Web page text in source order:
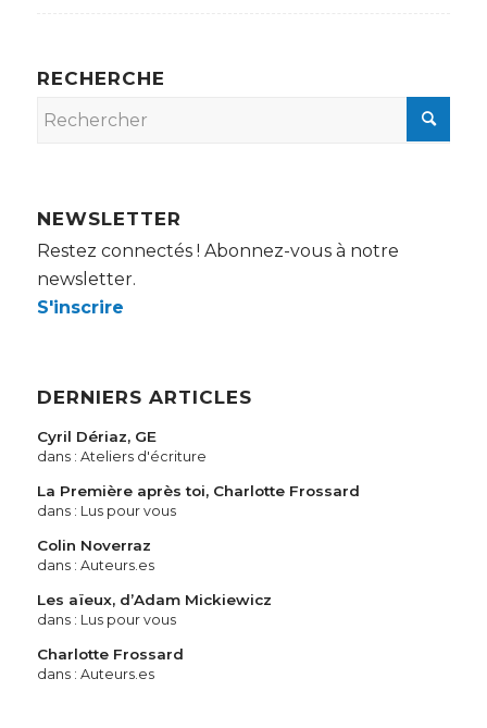
RECHERCHE
NEWSLETTER
Restez connectés ! Abonnez-vous à notre
newsletter.
S'inscrire
DERNIERS ARTICLES
Cyril Dériaz, GE
dans : Ateliers d'écriture
La Première après toi, Charlotte Frossard
dans : Lus pour vous
Colin Noverraz
dans : Auteurs.es
Les aïeux, d’Adam Mickiewicz
dans : Lus pour vous
Charlotte Frossard
dans : Auteurs.es